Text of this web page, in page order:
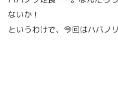
ないか！
というわけで、今回はハバノ